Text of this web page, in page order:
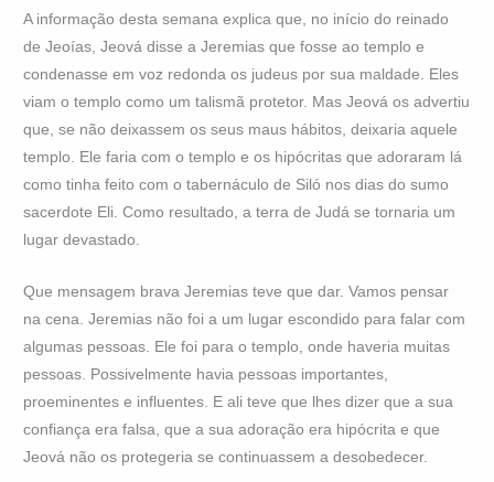
A informação desta semana explica que, no início do reinado
de Jeoías, Jeová disse a Jeremias que fosse ao templo e
condenasse em voz redonda os judeus por sua maldade. Eles
viam o templo como um talismã protetor. Mas Jeová os advertiu
que, se não deixassem os seus maus hábitos, deixaria aquele
templo. Ele faria com o templo e os hipócritas que adoraram lá
como tinha feito com o tabernáculo de Siló nos dias do sumo
sacerdote Eli. Como resultado, a terra de Judá se tornaria um
lugar devastado.
Que mensagem brava Jeremias teve que dar. Vamos pensar
na cena. Jeremias não foi a um lugar escondido para falar com
algumas pessoas. Ele foi para o templo, onde haveria muitas
pessoas. Possivelmente havia pessoas importantes,
proeminentes e influentes. E ali teve que lhes dizer que a sua
confiança era falsa, que a sua adoração era hipócrita e que
Jeová não os protegeria se continuassem a desobedecer.